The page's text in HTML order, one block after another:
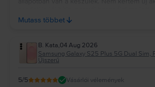
nap. Gyorsan meg is érkezett a csomag.
sikerült a prism silver szinben kifogni.
Mutass többet
B. Kata,04 Aug 2026
Samsung Galaxy S25 Plus 5G Dual Sim,
Újszerű
5/5 Vásárlói vélemények